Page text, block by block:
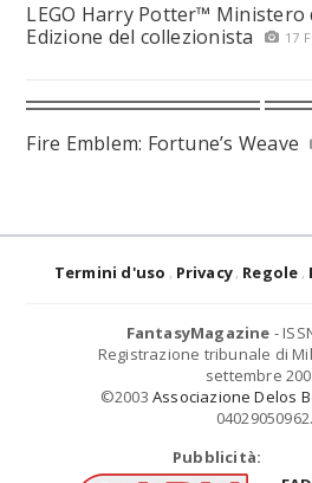
LEGO Harry Potter™ Ministero
Edizione del collezionista
17
Fire Emblem: Fortune’s Weave
Termini d'uso Privacy Regole
FantasyMagazine -
Registrazione tribunale di
settembre
©2003 Associazione Delos
04029050962.
Pubblicità: